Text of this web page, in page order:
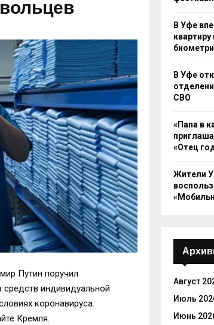
Путин поручил
индивидуальной
коронавируса.
Кремля.
В Уфе
В Уфе
СВО
«Папа в
«Отец
Жители
Август
Июль
Июнь